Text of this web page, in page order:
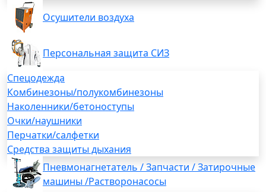
Осушители воздуха
Персональная защита СИЗ
Спецодежда
Комбинезоны/полукомбинезоны
Наколенники/бетоноступы
Очки/наушники
Перчатки/салфетки
Средства защиты дыхания
Пневмонагнетатель / Запчасти / Затирочные
машины /Растворонасосы